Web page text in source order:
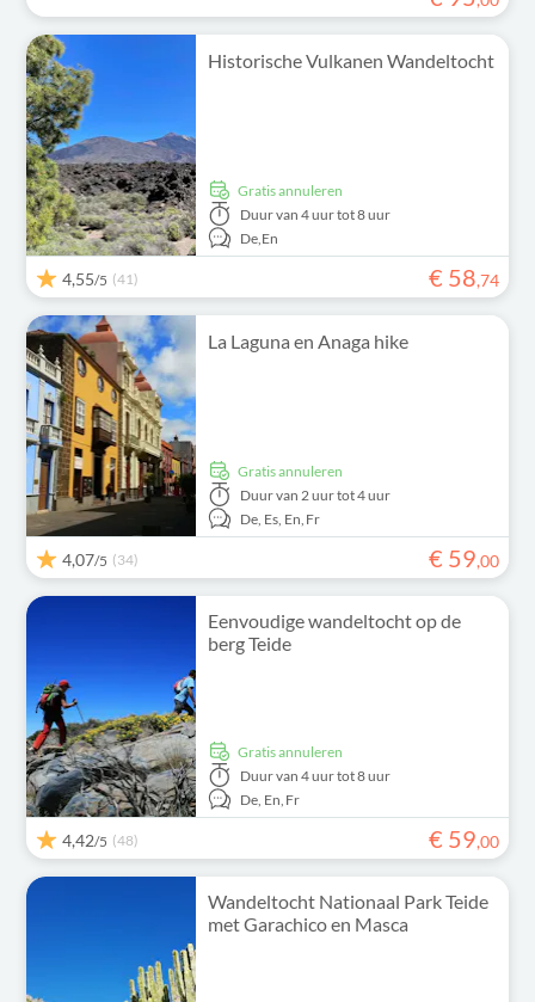
Historische Vulkanen Wandeltocht
Gratis annuleren
Duurvan 4 uur tot 8 uur
De,En
4,55/5 (41) € 58,74
La Laguna en Anaga hike
Gratis annuleren
Duurvan 2 uur tot 4 uur
De, Es, En, Fr
4,07/5 (34) € 59,00
Eenvoudige wandeltocht op de
berg Teide
Gratis annuleren
Duurvan 4 uur tot 8 uur
De, En, Fr
4,42/5 (48) € 59,00
Wandeltocht Nationaal Park Teide
met Garachico en Masca